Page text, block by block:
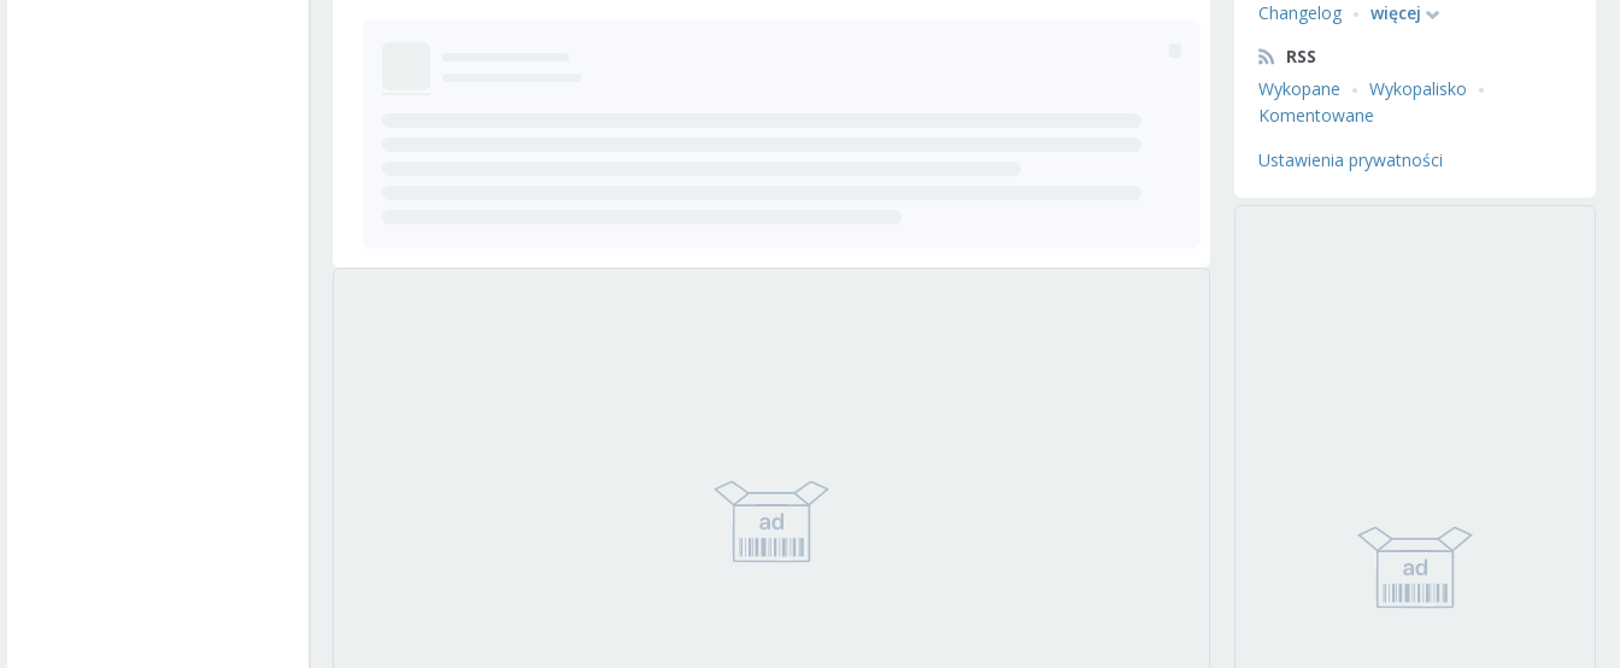
Changelog
więcej
RSS
Wykopane
Wykopalisko
Komentowane
Ustawienia prywatności